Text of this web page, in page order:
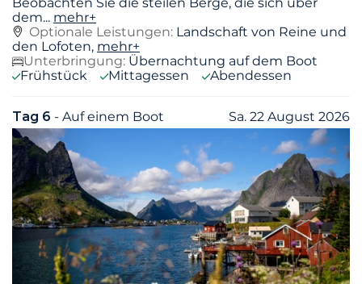
dem... mehr+
Optionale Leistungen: Landschaft von Reine und
den Lofoten, mehr+
Unterbringung: Übernachtung auf dem Boot
Frühstück
Mittagessen Abendessen
Tag 6 - Auf einem Boot Sa. 22 August 2026